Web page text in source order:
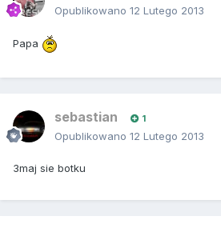
Opublikowano 12 Lutego 2013
Papa
sebastian 1
Opublikowano 12 Lutego 2013
3maj sie botku